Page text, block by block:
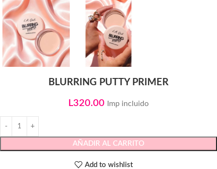
BLURRING PUTTY PRIMER
L320.00 Imp incluido
AÑADIR AL CARRITO
Add to wishlist